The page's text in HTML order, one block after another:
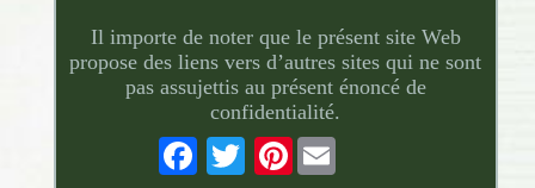
Il importe de noter que le présent site Web
propose des liens vers d’autres sites qui ne sont
pas assujettis au présent énoncé de
confidentialité.
Pinterest